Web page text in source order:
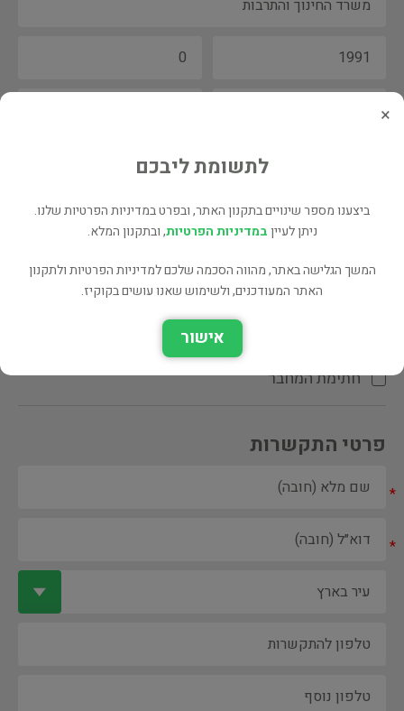
הקדשת המחבר\המתרגם
חתימת המחבר
פרטי התקשרות
*
*
×
לתשומת ליבכם
ביצענו מספר שינויים בתקנון האתר, ובפרט במדיניות הפרטיות שלנו.
ניתן לעייןבמדיניות הפרטיות, ובתקנון המלא.
המשך הגלישה באתר, מהווה הסכמה שלכם למדיניות הפרטיות ולתקנון
האתר המעודכנים, ולשימוש שאנו עושים בקוקיז.
אישור